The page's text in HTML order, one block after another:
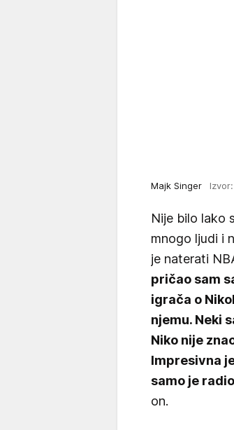
Majk Singer
Nije bilo lako
mnogo ljudi i
je naterati
pričao sam
igrača o
njemu. Neki
Niko nije
Impresivna
samo je
on.